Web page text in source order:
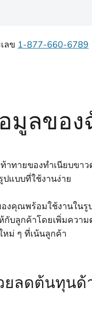
ลข 1-877-660-6789
มูลขอ
าทายของทําเนียบขา
แบบที่ใช้งานง่าย
งคุณพร้อมใช้งานในรู
กับลูกค้าโดยเพิ่มควา
ม่ ๆ ที่เน้นลูกค้า
ยลดต้นทุนด้